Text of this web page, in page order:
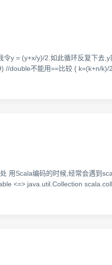
y = (y+x/y)/2.如此循环反复下
//double不能用==比较 { k=(k+n/k)/
用Scala编码的时候,经常会遇到
<=> java.util.Collection